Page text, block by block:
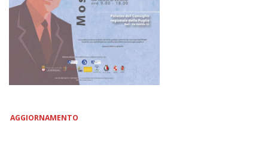
AGGIORNAMENTO